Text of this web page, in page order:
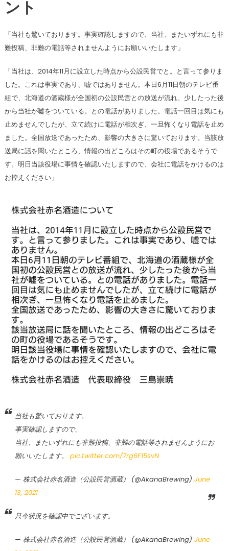
ント
「当社も驚いております。事実確認しますので、当社、またいずれにも非
難投稿、非難の電話等されませんようにお願いいたします」
「当社は、2014年11月に設立した時点から公設民営でと。と言って参りま
した。これは事実であり、嘘ではありません。本日6月11日朝のテレビ番
組で、北海道の酒蔵様が全国初の公設民営との放送が流れ、少したった後
から当社が嘘をついている。との電話がありました。電話一回目は気にも
止めませんでしたが、立て続けに電話が相次ぎ、一旦怖くなり電話を止め
ました。全国放送であったため、影響の大きさに驚いております。当該放
送局に話を聞いたところ、情報の出どころはその町の役場であるそうで
す。明日当該役場に事情を確認いたしますので、会社に電話をかけるのは
お控えください」
当社も驚いております。
事実確認しますので、
当社、またいずれにも非難投稿、非難の電話等されませんようにお
願いいたします。 pic.twitter.com/7rg6F15svN
— 株式会社赤名酒造（公設民営酒蔵） (@AkanaBrewing) June
13, 2021
只今状況を確認中でございます。
— 株式会社赤名酒造（公設民営酒蔵） (@AkanaBrewing) June